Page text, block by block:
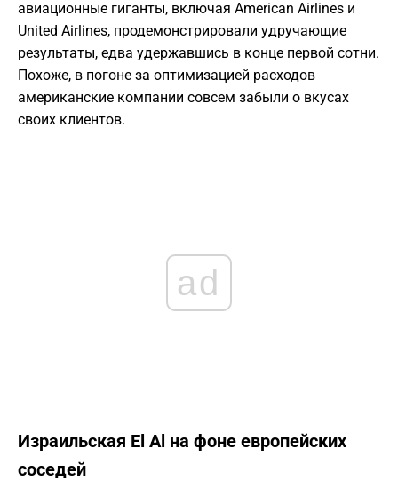
авиационные гиганты, включая American Airlines и
United Airlines, продемонстрировали удручающие
результаты, едва удержавшись в конце первой сотни.
Похоже, в погоне за оптимизацией расходов
американские компании совсем забыли о вкусах
своих клиентов.
ad
Израильская El Al на фоне европейских
соседей